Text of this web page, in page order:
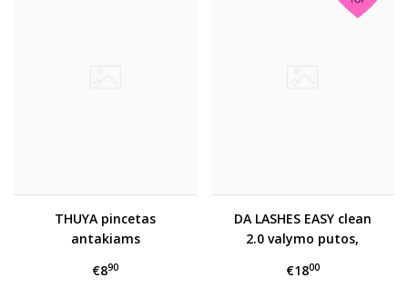
THUYA pincetas
antakiams
€890
DA LASHES EASY clean
2.0 valymo putos,
antakiams ir veidui
€1800